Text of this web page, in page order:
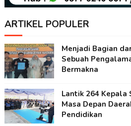
ARTIKEL POPULER
Menjadi Bagian
Sebuah
Bermakna
Lantik 264 Kepala
Masa Depan
Pendidikan